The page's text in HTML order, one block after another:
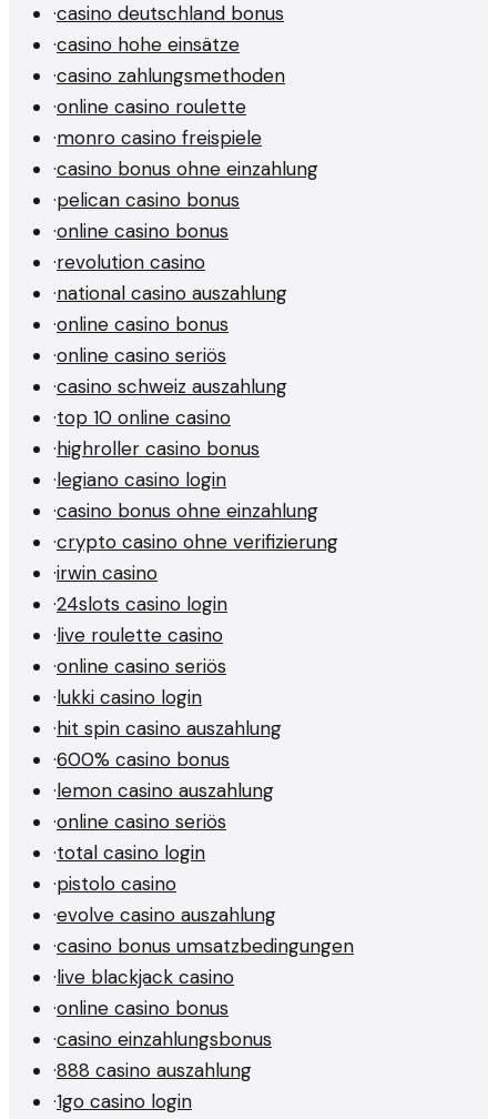
·casino deutschland bonus
·casino hohe einsätze
·casino zahlungsmethoden
·online casino roulette
·monro casino freispiele
·casino bonus ohne einzahlung
·pelican casino bonus
·online casino bonus
·revolution casino
·national casino auszahlung
·online casino bonus
·online casino seriös
·casino schweiz auszahlung
·top 10 online casino
·highroller casino bonus
·legiano casino login
·casino bonus ohne einzahlung
·crypto casino ohne verifizierung
·irwin casino
·24slots casino login
·live roulette casino
·online casino seriös
·lukki casino login
·hit spin casino auszahlung
·600% casino bonus
·lemon casino auszahlung
·online casino seriös
·total casino login
·pistolo casino
·evolve casino auszahlung
·casino bonus umsatzbedingungen
·live blackjack casino
·online casino bonus
·casino einzahlungsbonus
·888 casino auszahlung
·1go casino login